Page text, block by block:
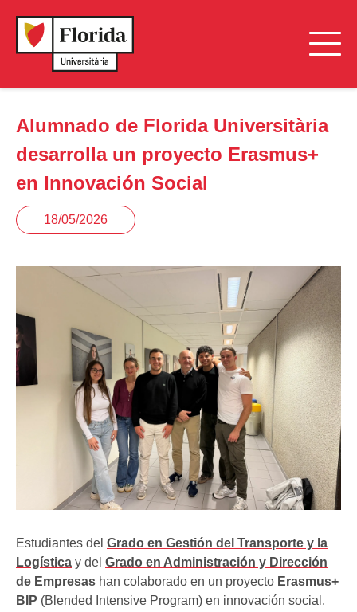
Alumnado de Florida Universitària
desarrolla un proyecto Erasmus+
en Innovación Social
18/05/2026
Estudiantes del Grado en Gestión del Transporte y la
Logística y del Grado en Administración y Dirección
de Empresas han colaborado en un proyecto Erasmus+
BIP (Blended Intensive Program) en innovación social.